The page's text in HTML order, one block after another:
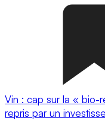
Vin : cap sur la « bio-
repris par un